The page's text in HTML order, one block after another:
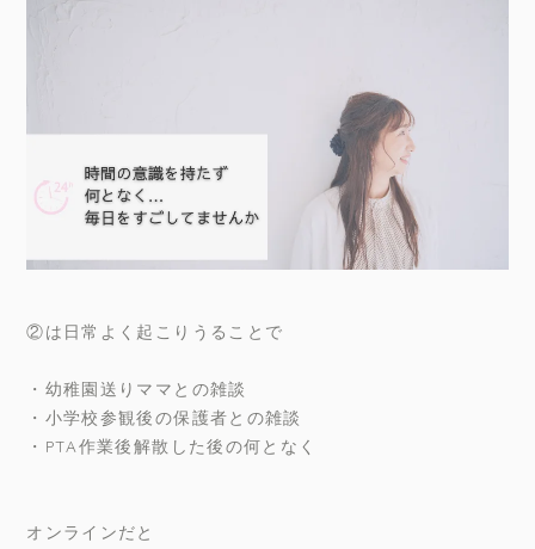
②は日常よく起こりうることで
・幼稚園送りママとの雑談
・小学校参観後の保護者との雑談
・PTA作業後解散した後の何となく
オンラインだと